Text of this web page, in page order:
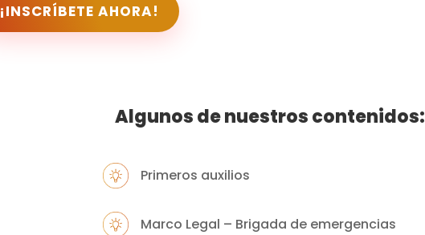
¡INSCRÍBETE AHORA!
Algunos de nuestros contenidos:
Primeros auxilios
Marco Legal – Brigada de emergencias